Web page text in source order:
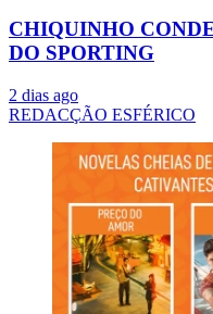
CHIQUINHO
DO SPORTING
2 dias ago
REDACÇÃO ESFÉRICO